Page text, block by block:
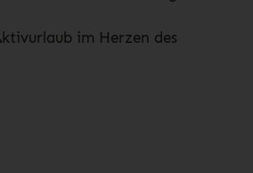
im Herzen des